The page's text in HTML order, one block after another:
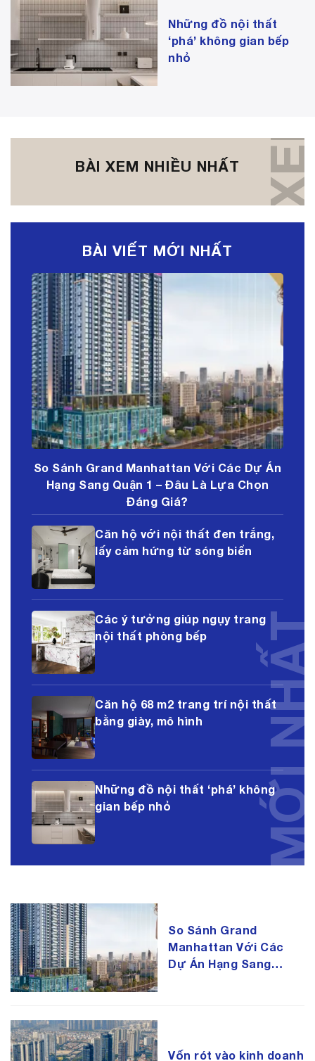
Những đồ nội thất
‘phá’ không gian bếp
nhỏ
So Sánh Grand
Manhattan Với Các
Dự Án Hạng Sang
Vốn rót vào kinh doanh
BÀI XEM NHIỀU NHẤT
BÀI VIẾT MỚI NHẤT
So Sánh Grand Manhattan Với Các Dự Án
Hạng Sang Quận 1 – Đâu Là Lựa Chọn
Đáng Giá?
Căn hộ với nội thất đen trắng,
lấy cảm hứng từ sóng biển
Các ý tưởng giúp ngụy trang
nội thất phòng bếp
Căn hộ 68 m2 trang trí nội thất
bằng giày, mô hình
Những đồ nội thất ‘phá’ không
gian bếp nhỏ